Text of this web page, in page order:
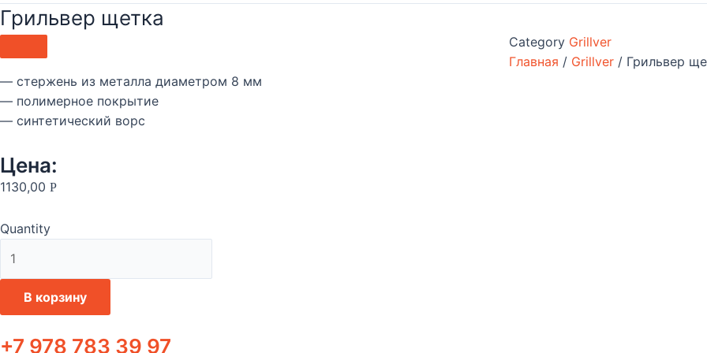
Грильвер щетка
Category Grillver
Главная / Grillver / Грильвер
— стержень из металла диаметром 8 мм
— полимерное покрытие
— синтетический ворс
Цена:
1130,00 Р
Quantity
товара
щетка
В корзину
+7 978 783 39 97